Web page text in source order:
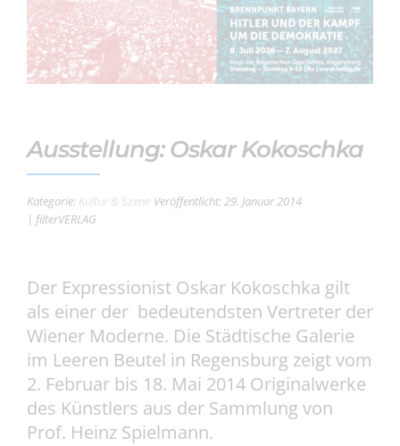
Ausstellung: Oskar Kokoschka
Kategorie: Kultur & Szene Veröffentlicht: 29. Januar 2014
| filterVERLAG
Der Expressionist Oskar Kokoschka gilt
als einer der bedeutendsten Vertreter der
Wiener Moderne. Die Städtische Galerie
im Leeren Beutel in Regensburg zeigt vom
2. Februar bis 18. Mai 2014 Originalwerke
des Künstlers aus der Sammlung von
Prof. Heinz Spielmann.